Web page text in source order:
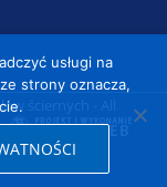
ściernych
usługi na
strony oznacza,